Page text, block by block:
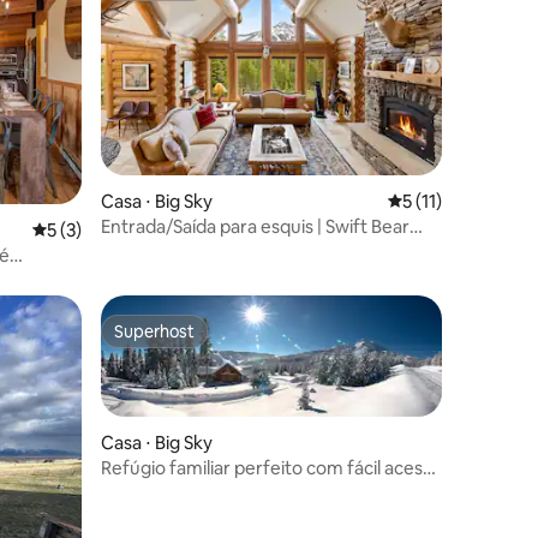
5 de uma avaliação média de 5, 3 avaliações
5 (3)
Casa ⋅ Big Sky 5 de uma
5 (11)
Entrada/Saída para esquis | Swift Bear
Superhost
Superhost
Casa ⋅ Big Sky
Refúgio familiar perfeito com fácil acesso